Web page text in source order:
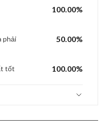
100.00%
phải 50.00%
tốt 100.00%